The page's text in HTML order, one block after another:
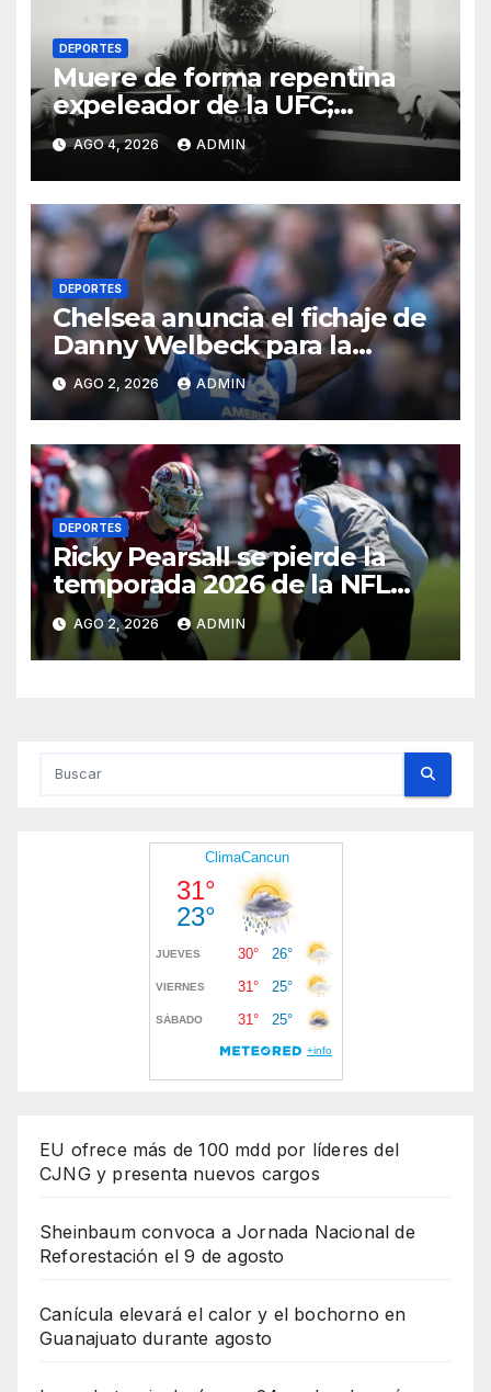
DEPORTES
Muere de forma repentina
expeleador de la UFC;
investigan las causas
AGO 4, 2026 ADMIN
DEPORTES
Chelsea anuncia el fichaje de
Danny Welbeck para la
próxima temporada de
Premier League
AGO 2, 2026 ADMIN
DEPORTES
Ricky Pearsall se pierde la
temporada 2026 de la NFL
con los 49ers por una cirugía
de rodilla
AGO 2, 2026 ADMIN
EU ofrece más de 100 mdd por líderes del
CJNG y presenta nuevos cargos
Sheinbaum convoca a Jornada Nacional de
Reforestación el 9 de agosto
Canícula elevará el calor y el bochorno en
Guanajuato durante agosto